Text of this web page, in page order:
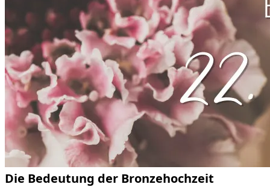
Die Bedeutung der Bronzehochzeit